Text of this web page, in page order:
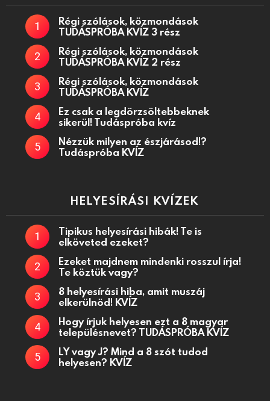
Régi szólások, közmondások
TUDÁSPRÓBA KVÍZ 3 rész
Régi szólások, közmondások
TUDÁSPRÓBA KVÍZ 2 rész
Régi szólások, közmondások
TUDÁSPRÓBA KVÍZ
Ez csak a legdörzsöltebbeknek
sikerül! Tudáspróba kvíz
Nézzük milyen az észjárásod!?
Tudáspróba KVÍZ
HELYESÍRÁSI KVÍZEK
Tipikus helyesírási hibák! Te is
elköveted ezeket?
Ezeket majdnem mindenki rosszul írja!
Te köztük vagy?
8 helyesírási hiba, amit muszáj
elkerülnöd! KVÍZ
Hogy írjuk helyesen ezt a 8 magyar
településnevet? TUDÁSPRÓBA KVÍZ
LY vagy J? Mind a 8 szót tudod
helyesen? KVÍZ